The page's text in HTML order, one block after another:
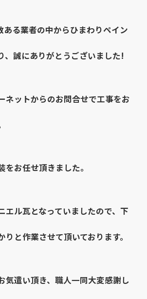
ある業者の中からひまわりペイン
、誠にありがとうございました!
ネットからのお問合せで工事をお
をお任せ頂きました。
エル瓦となっていましたので、下
りと作業させて頂いております。
気遣い頂き、職人一同大変感謝し